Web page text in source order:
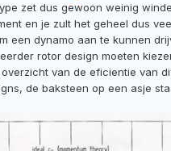
zet dus gewoon weinig
en je zult het geheel dus
een dynamo aan te kunnen
rotor design moeten
van de eficientie van
de baksteen op een asje